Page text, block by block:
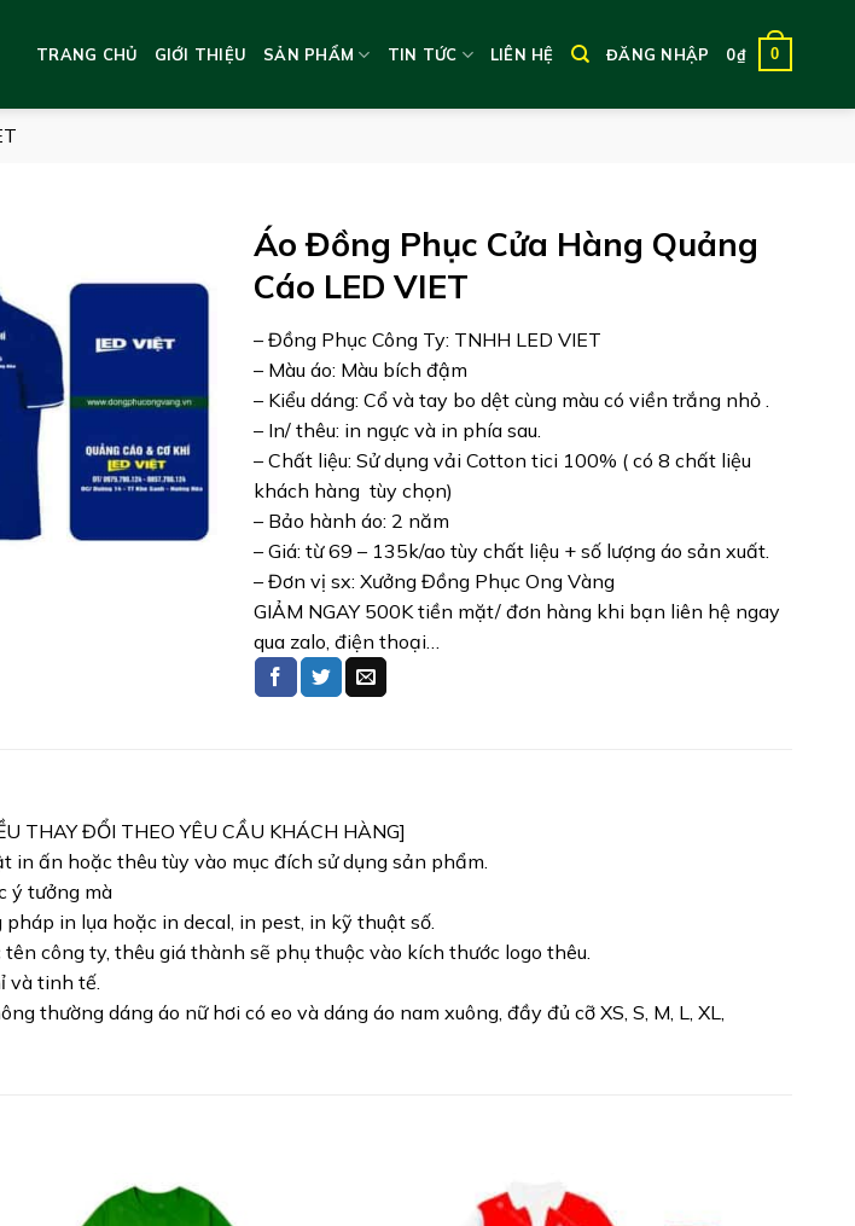
TRANG CHỦ GIỚI THIỆU SẢN PHẨM TIN TỨC LIÊN HỆ ĐĂNG NHẬP 0₫ 0
Áo Đồng Phục Cửa Hàng Quảng
Cáo LED VIET
– Đồng Phục Công Ty: TNHH LED VIET
– Màu áo: Màu bích đậm
– Kiểu dáng: Cổ và tay bo dệt cùng màu có viền trắng nhỏ .
– In/ thêu: in ngực và in phía sau.
– Chất liệu: Sử dụng vải Cotton tici 100% ( có 8 chất liệu
khách hàng tùy chọn)
– Bảo hành áo: 2 năm
– Giá: từ 69 – 135k/ao tùy chất liệu + số lượng áo sản xuất.
– Đơn vị sx: Xưởng Đồng Phục Ong Vàng
GIẢM NGAY 500K tiền mặt/ đơn hàng khi bạn liên hệ ngay
qua zalo, điện thoại…
THAY ĐỔI THEO YÊU CẦU KHÁCH HÀNG]
in ấn hoặc thêu tùy vào mục đích sử dụng sản phẩm.
ý tưởng mà
in lụa hoặc in decal, in pest, in kỹ thuật số.
công ty, thêu giá thành sẽ phụ thuộc vào kích thước logo thêu.
và tinh tế.
thường dáng áo nữ hơi có eo và dáng áo nam xuông, đầy đủ cỡ XS, S, M, L, XL,